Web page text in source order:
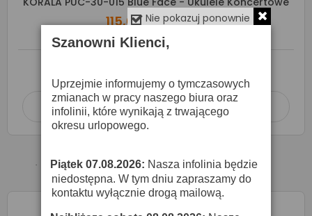
115,00 zł 120,00 zł
 Dodaj do koszyka
Nie pokazuj ponownie
Szanowni Klienci,
Uprzejmie informujemy o tymczasowych
zmianach w pracy naszego biura oraz
infolinii, które wynikają z trwającego
okresu urlopowego.
· Piątek 07.08.2026: Nasza infolinia będzie
niedostępna. W tym dniu zapraszamy do
kontaktu wyłącznie drogą mailową.